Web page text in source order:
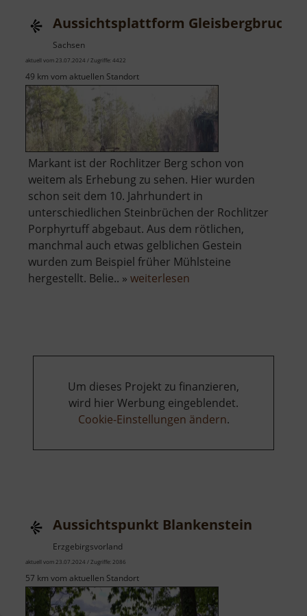
Aussichtsplattform Gleisbergbruch
Sachsen
aktuell vom 23.07.2024 / Zugriffe: 4422
49 km vom aktuellen Standort
Markant ist der Rochlitzer Berg schon von
weitem als Erhebung zu sehen. Hier wurden
schon seit dem 10. Jahrhundert in
unterschiedlichen Steinbrüchen der Rochlitzer
Porphyrtuff abgebaut. Aus dem rötlichen,
manchmal auch etwas gelblichen Gestein
wurden zum Beispiel früher Mühlsteine
hergestellt. Belie.. » weiterlesen
Um dieses Projekt zu finanzieren,
wird hier Werbung eingeblendet.
Cookie-Einstellungen ändern.
Aussichtspunkt Blankenstein
Erzgebirgsvorland
aktuell vom 23.07.2024 / Zugriffe: 2086
57 km vom aktuellen Standort